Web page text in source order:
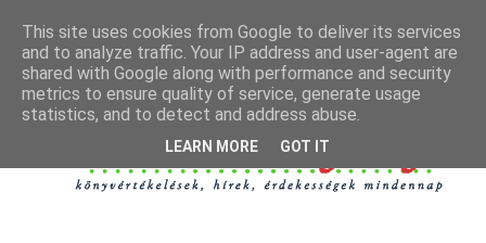
This site uses cookies from Google to deliver its services
and to analyze traffic. Your IP address and user-agent are
shared with Google along with performance and security
metrics to ensure quality of service, generate usage
statistics, and to detect and address abuse.
LEARN MORE GOT IT